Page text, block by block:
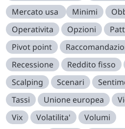
Mercato usa
Minimi
Operativita
Opzioni
Pivot point
Recessione
Reddito fisso
Scalping
Scenari
Tassi
Unione europea
Vix
Volatilita' Volumi